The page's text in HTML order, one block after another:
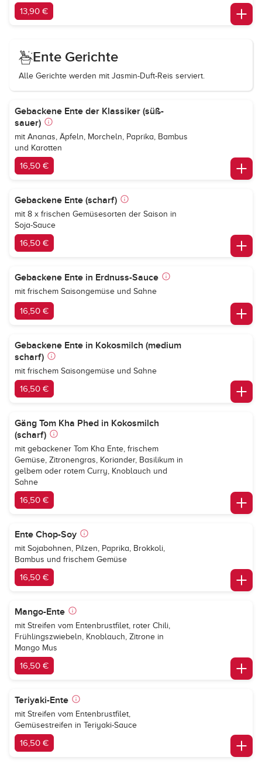
13,90 €
Ente Gerichte
Alle Gerichte werden mit Jasmin-Duft-Reis serviert.
Gebackene Ente der Klassiker (süß-
sauer)
mit Ananas, Äpfeln, Morcheln, Paprika, Bambus
und Karotten
16,50 €
Gebackene Ente (scharf)
mit 8 x frischen Gemüsesorten der Saison in
Soja-Sauce
16,50 €
Gebackene Ente in Erdnuss-Sauce
mit frischem Saisongemüse und Sahne
16,50 €
Gebackene Ente in Kokosmilch (medium
scharf)
mit frischem Saisongemüse und Sahne
16,50 €
Gäng Tom Kha Phed in Kokosmilch
(scharf)
mit gebackener Tom Kha Ente, frischem
Gemüse, Zitronengras, Koriander, Basilikum in
gelbem oder rotem Curry, Knoblauch und
Sahne
16,50 €
Ente Chop-Soy
mit Sojabohnen, Pilzen, Paprika, Brokkoli,
Bambus und frischem Gemüse
16,50 €
Mango-Ente
mit Streifen vom Entenbrustfilet, roter Chili,
Frühlingszwiebeln, Knoblauch, Zitrone in
Mango Mus
16,50 €
Teriyaki-Ente
mit Streifen vom Entenbrustfilet,
Gemüsestreifen in Teriyaki-Sauce
16,50 €